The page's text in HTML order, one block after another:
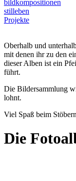
bildkompositionen
stilleben
Projekte
Oberhalb und
mit denen ihr zu den
dieser Alben ist ein
führt.
Die Bildersammlung
lohnt.
Viel Spaß beim
Die